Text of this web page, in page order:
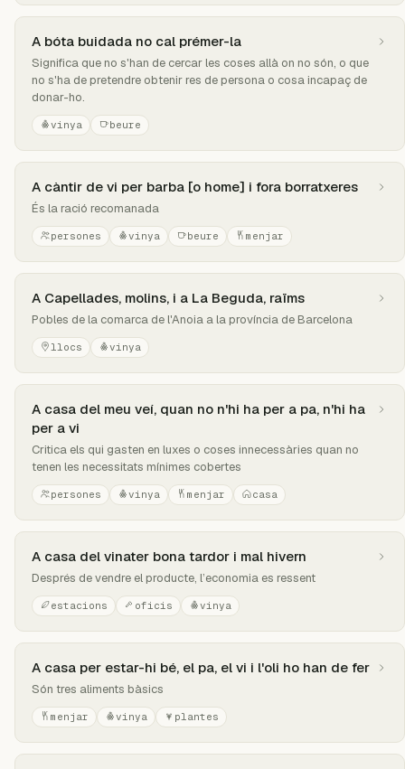
A bóta buidada no cal prémer-la
Significa que no s'han de cercar les coses allà on no són, o que
no s'ha de pretendre obtenir res de persona o cosa incapaç de
donar-ho.
vinya beure
A càntir de vi per barba [o home] i fora borratxeres
És la ració recomanada
persones vinya beure menjar
A Capellades, molins, i a La Beguda, raïms
Pobles de la comarca de l'Anoia a la província de Barcelona
llocs vinya
A casa del meu veí, quan no n'hi ha per a pa, n'hi ha
per a vi
Critica els qui gasten en luxes o coses innecessàries quan no
tenen les necessitats mínimes cobertes
persones vinya menjar casa
A casa del vinater bona tardor i mal hivern
Després de vendre el producte, l’economia es ressent
estacions oficis vinya
A casa per estar-hi bé, el pa, el vi i l'oli ho han de fer
Són tres aliments bàsics
menjar vinya plantes